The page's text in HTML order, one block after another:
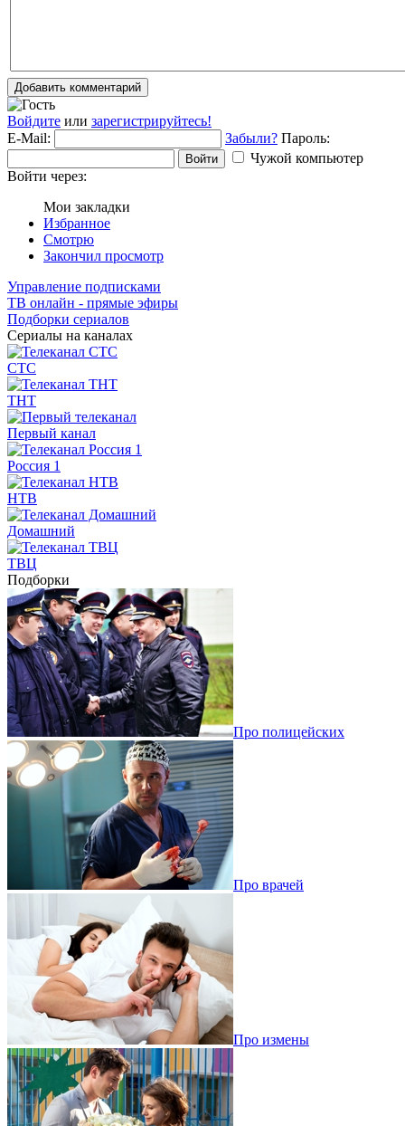
Добавить комментарий
Войдите или зарегистрируйтесь!
E-Mail:
Забыли? Пароль:
Войти
Чужой компьютер
Войти через:
Мои закладки
Избранное
Смотрю
Закончил просмотр
Управление подписками
ТВ онлайн - прямые эфиры
Подборки сериалов
Сериалы на каналах
СТС
ТНТ
Первый канал
Россия 1
НТВ
Домашний
ТВЦ
Подборки
Про полицейских
Про врачей
Про измены